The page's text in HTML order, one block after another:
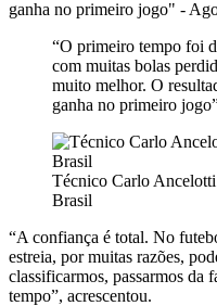
“O primeiro tempo foi
com muitas bolas
muito melhor. O
ganha no primeiro
Técnico Carlo
Brasil
“A confiança é total. No
estreia, por muitas razões,
classificarmos, passarmos da
tempo”, acrescentou.